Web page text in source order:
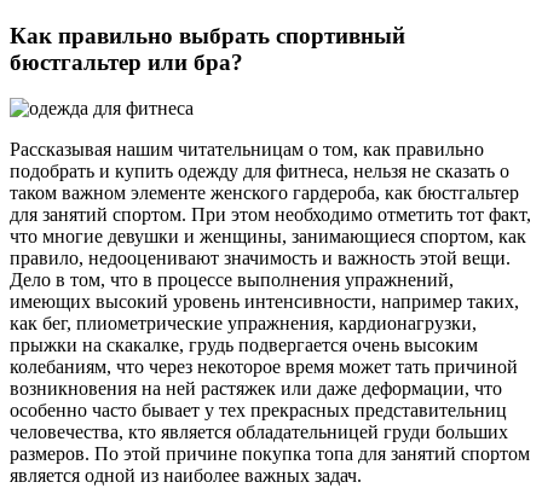
Как правильно выбрать спортивный
бюстгальтер или бра?
Рассказывая нашим читательницам о том, как правильно
подобрать и купить одежду для фитнеса, нельзя не сказать о
таком важном элементе женского гардероба, как бюстгальтер
для занятий спортом. При этом необходимо отметить тот факт,
что многие девушки и женщины, занимающиеся спортом, как
правило, недооценивают значимость и важность этой вещи.
Дело в том, что в процессе выполнения упражнений,
имеющих высокий уровень интенсивности, например таких,
как бег, плиометрические упражнения, кардионагрузки,
прыжки на скакалке, грудь подвергается очень высоким
колебаниям, что через некоторое время может тать причиной
возникновения на ней растяжек или даже деформации, что
особенно часто бывает у тех прекрасных представительниц
человечества, кто является обладательницей груди больших
размеров. По этой причине покупка топа для занятий спортом
является одной из наиболее важных задач.